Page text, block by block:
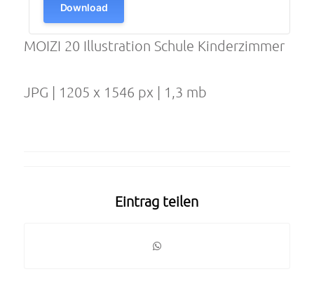
Download
MOIZI 20 Illustration Schule Kinderzimmer
JPG | 1205 x 1546 px | 1,3 mb
Eintrag teilen